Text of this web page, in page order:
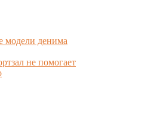
модели денима
не помогает